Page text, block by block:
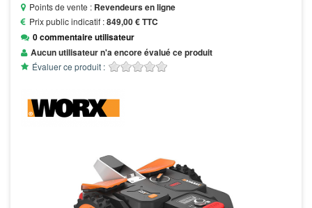
Points de vente : Revendeurs en ligne
Prix public indicatif :849,00 € TTC
0 commentaire utilisateur
Aucun utilisateur n'a encore évalué ce produit
Évaluer ce produit :